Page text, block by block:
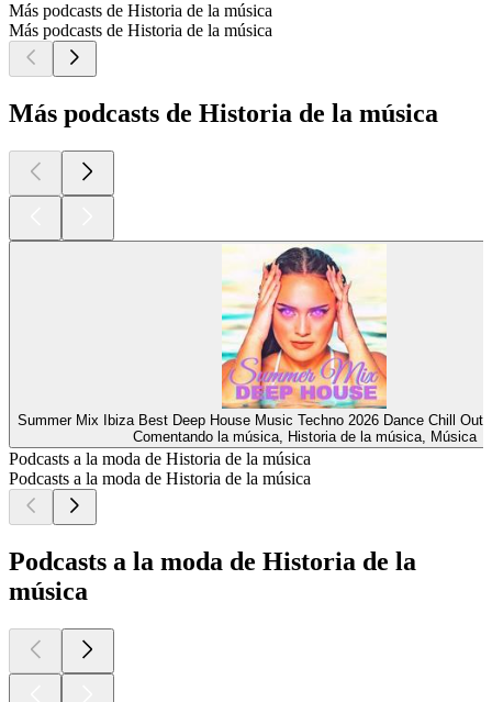
Más podcasts de Historia de la música
Más podcasts de Historia de la música
Más podcasts de Historia de la música
Summer Mix Ibiza Best Deep House Music Techno 2026 Dance Chill Out
Comentando la música, Historia de la música, Música
Podcasts a la moda de Historia de la música
Podcasts a la moda de Historia de la música
Podcasts a la moda de Historia de la
música